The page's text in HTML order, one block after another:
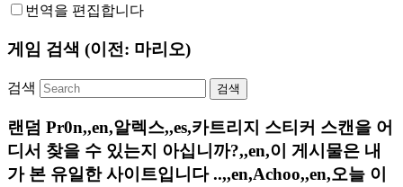
번역을 편집합니다
게임 검색 (이전: 마리오)
검색
랜덤 Pr0n,,en,알렉스,,es,카트리지 스티커 스캔을 어
디서 찾을 수 있는지 아십니까?,,en,이 게시물은 내
가 본 유일한 사이트입니다 ..,,en,Achoo,,en,오늘 이